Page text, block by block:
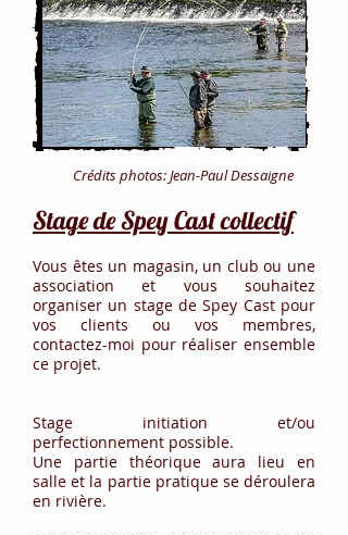
Crédits photos: Jean-Paul Dessaigne
Stage de Spey Cast collectif
Vous êtes un magasin, un club ou une
association et vous souhaitez
organiser un stage de Spey Cast pour
vos clients ou vos membres,
contactez-moi pour réaliser ensemble
ce projet.
Stage initiation et/ou
perfectionnement possible.
Une partie théorique aura lieu en
salle et la partie pratique se déroulera
en rivière.